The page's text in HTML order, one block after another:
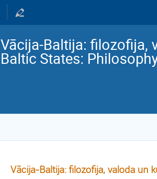
Vācija-Baltija: filozofija,
Baltic States:
Vācija-Baltija: filozofija, valoda un